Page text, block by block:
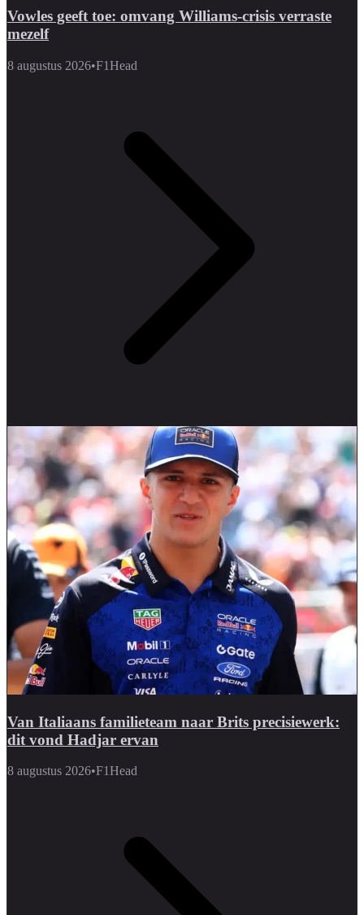
Vowles geeft toe: omvang Williams-crisis verraste
mezelf
8 augustus 2026•F1Head
Van Italiaans familieteam naar Brits precisiewerk:
dit vond Hadjar ervan
8 augustus 2026•F1Head